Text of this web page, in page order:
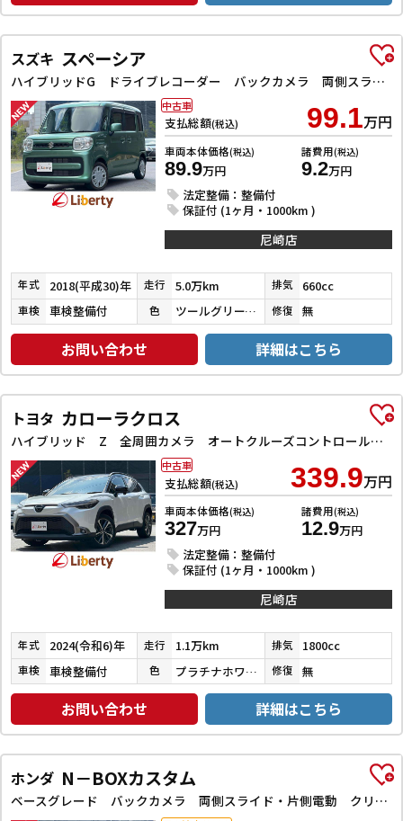
スズキ スペーシア
ハイブリッドG ドライブレコーダー バックカメラ 両側スライドドア ナビ TV スマートキー アイドリングストップ 電動格納ミラー ベンチシート CVT ESC CD DVD再生 Bluetooth エアコン
支払総額(税込) 99.1万円
車両本体価格(税込)
89.9万円
諸費用(税込)
9.2万円
法定整備：整備付
保証付 (1ヶ月・1000km )
中古車
尼崎店
年式 2018(平成30)年 走行 5.0万km 排気 660cc
車検 車検整備付 色 ツールグリーンパールメタリック 修復 無
お問い合わせ 詳細はこちら
トヨタ カローラクロス
ハイブリッド Z 全周囲カメラ オートクルーズコントロール レーンアシスト パワーシート 衝突被害軽減システム ナビ TV オートライト LEDヘッドランプ ヘッドライトウォッシャー 電動リアゲート アルミホイール
支払総額(税込) 339.9万円
車両本体価格(税込)
327万円
諸費用(税込)
12.9万円
法定整備：整備付
保証付 (1ヶ月・1000km )
中古車
尼崎店
年式 2024(令和6)年 走行 1.1万km 排気 1800cc
車検 車検整備付 色 プラチナホワイトパールマイカ／アティチュードブラックマイカ 修復 無
お問い合わせ 詳細はこちら
ホンダ N－BOXカスタム
ベースグレード バックカメラ 両側スライド・片側電動 クリアランスソナー レーンアシスト オートライト スマートキー 電動格納ミラー CVT ESC USB チップアップシート アルミホイール エアコン